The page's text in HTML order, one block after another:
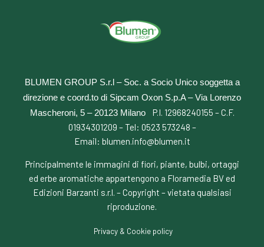
BLUMEN GROUP S.r.l – Soc. a Socio Unico soggetta a
direzione e coord.to di Sipcam Oxon S.p.A –Via Lorenzo
Mascheroni, 5 – 20123 Milano P.I. 12968240155 – C.F.
01934301209 – Tel: 0523 573248 –
Email: blumen.info@blumen.it
Principalmente le immagini di fiori, piante, bulbi, ortaggi
ed erbe aromatiche appartengono a Floramedia BV ed
Edizioni Barzanti s.r.l. – Copyright – vietata qualsiasi
riproduzione.
Privacy & Cookie policy